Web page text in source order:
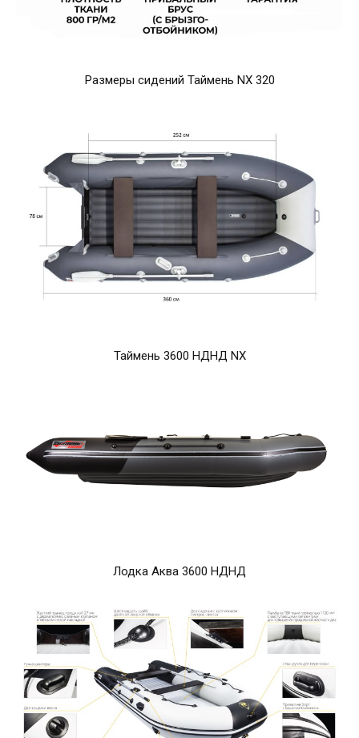
Размеры сидений Таймень NX 320
Таймень 3600 НДНД NX
Лодка Аква 3600 НДНД